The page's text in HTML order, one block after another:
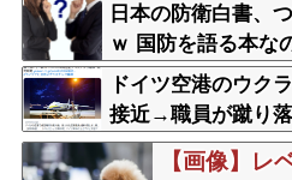
日本の防衛白書、
ｗ 国防を語る本な
ドイツ空港のウク
接近→職員が蹴り
壊れセーフ
【画像】レ